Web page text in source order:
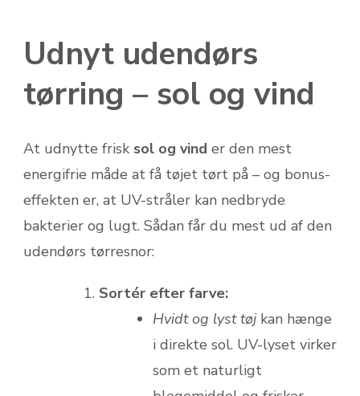
Udnyt udendørs
tørring – sol og vind
At udnytte frisk sol og vind er den mest
energi­frie måde at få tøjet tørt på – og bonus­
effekten er, at UV-stråler kan nedbryde
bakterier og lugt. Sådan får du mest ud af den
udendørs tørresnor:
Sortér efter farve:
Hvidt og lyst tøjkan hænge
i direkte sol. UV-lyset virker
som et naturligt